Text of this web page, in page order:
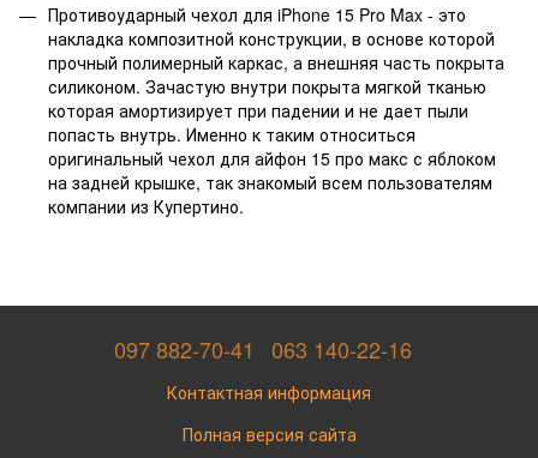
Противоударный чехол для iPhone 15 Pro Max - это
накладка композитной конструкции, в основе которой
прочный полимерный каркас, а внешняя часть покрыта
силиконом. Зачастую внутри покрыта мягкой тканью
которая амортизирует при падении и не дает пыли
попасть внутрь. Именно к таким относиться
оригинальный чехол для айфон 15 про макс с яблоком
на задней крышке, так знакомый всем пользователям
компании из Купертино.
097 882-70-41 063 140-22-16
Контактная информация
Полная версия сайта